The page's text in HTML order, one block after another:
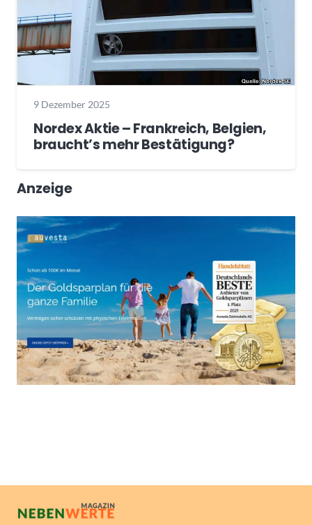
9 Dezember 2025
Nordex Aktie – Frankreich, Belgien,
braucht’s mehr Bestätigung?
Anzeige